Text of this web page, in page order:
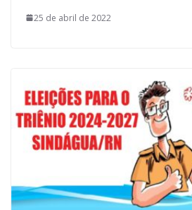
25 de abril de 2022